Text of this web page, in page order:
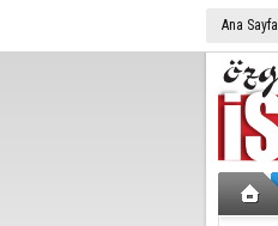
Ana Sayfa